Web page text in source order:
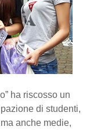
ha riscosso un
di studenti,
anche medie,